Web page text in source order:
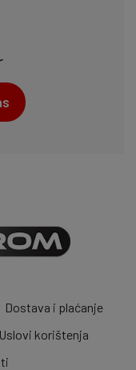
Dostava i plaćanje
Uslovi korištenja